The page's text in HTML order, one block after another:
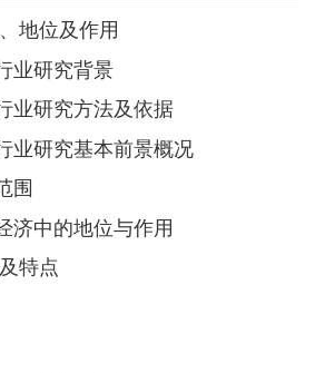
地位及作用
业研究背景
业研究方法及依据
业研究基本前景概况
围
济中的地位与作用
特点